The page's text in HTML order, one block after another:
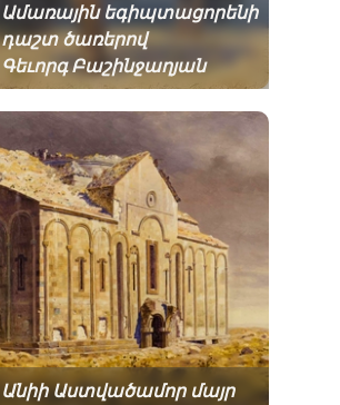
Ամառային եգիպտացորենի
դաշտ ծառերով
Գեւորգ Բաշինջաղյան
Անիի Աստվածամոր մայր